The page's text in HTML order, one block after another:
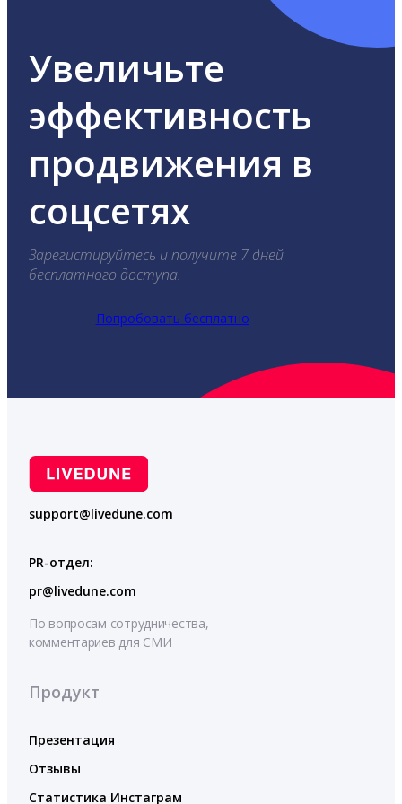
Увеличьте
эффективность
продвижения в
соцсетях
Зарегистируйтесь и получите 7 дней
бесплатного доступа.
Попробовать бесплатно
support@livedune.com
PR-отдел:
pr@livedune.com
По вопросам сотрудничества,
комментариев для СМИ
Продукт
Презентация
Отзывы
Статистика Инстаграм